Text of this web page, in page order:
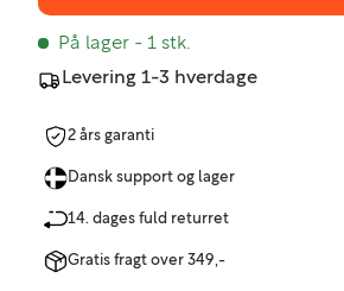
På lager - 1 stk.
Levering 1-3 hverdage
2 års garanti
Dansk support og lager
14. dages fuld returret
Gratis fragt over 349,-